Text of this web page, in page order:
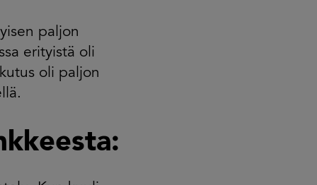
paljon
erityistä oli
oli paljon